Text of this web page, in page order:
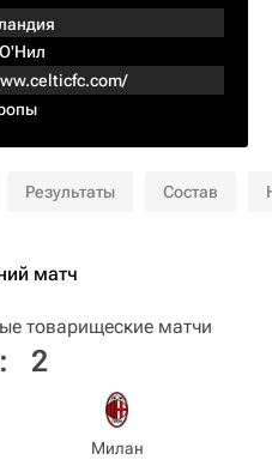
Результаты Состав
матч
товарищеские матчи
: 2
Милан